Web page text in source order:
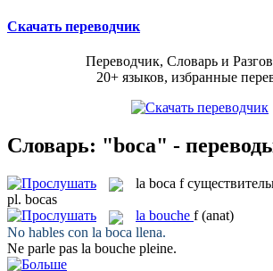
Скачать переводчик
Переводчик, Словарь и
20+ языков, избранные
Словарь: "boca" -
la boca f
pl. bocas
la bouche f (anat)
No hables con la boca llena.
Ne parle pas la bouche pleine.